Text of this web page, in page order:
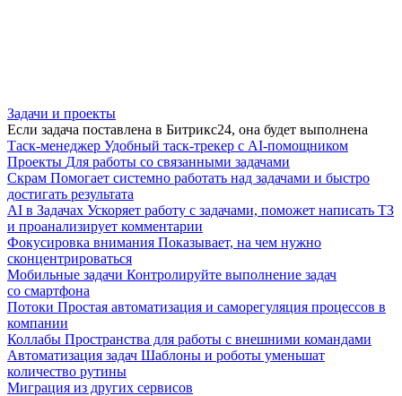
Задачи и проекты
Если задача поставлена в Битрикс24, она будет выполнена
Таск-менеджер Удобный таск-трекер с AI-помощником
Проекты Для работы со связанными задачами
Скрам Помогает системно работать над задачами и быстро
достигать результата
AI в Задачах Ускоряет работу с задачами, поможет написать ТЗ
и проанализирует комментарии
Фокусировка внимания Показывает, на чем нужно
сконцентрироваться
Мобильные задачи Контролируйте выполнение задач
со смартфона
Потоки Простая автоматизация и саморегуляция процессов в
компании
Коллабы Пространства для работы с внешними командами
Автоматизация задач Шаблоны и роботы уменьшат
количество рутины
Миграция из других сервисов